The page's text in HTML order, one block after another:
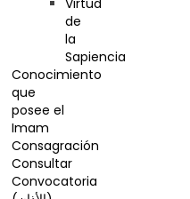
Virtud
de
la
Sapiencia
Conocimiento
que
posee el
Imam
Consagración
Consultar
Convocatoria